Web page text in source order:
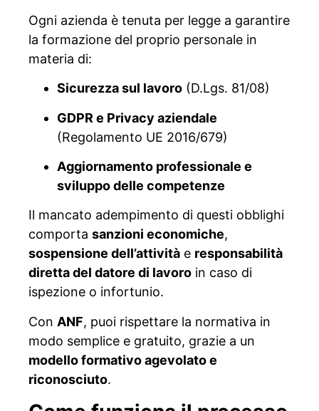
Ogni azienda è tenuta per legge a garantire
la formazione del proprio personale in
materia di:
Sicurezza sul lavoro (D.Lgs. 81/08)
GDPR e Privacy aziendale
(Regolamento UE 2016/679)
Aggiornamento professionale e
sviluppo delle competenze
Il mancato adempimento di questi obblighi
comporta sanzioni economiche,
sospensione dell’attività e responsabilità
diretta del datore di lavoro in caso di
ispezione o infortunio.
Con ANF, puoi rispettare la normativa in
modo semplice e gratuito, grazie a un
modello formativo agevolato e
riconosciuto.